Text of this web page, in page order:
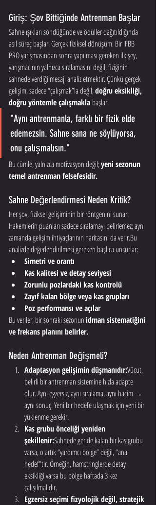
Giriş: Şov Bittiğinde Antrenman Başlar
Sahne ışıkları söndüğünde ve ödüller dağıtıldığında
asıl süreç başlar: Gerçek fiziksel dönüşüm. Bir IFBB
PRO yarışmasından sonra yapılması gereken ilk şey,
yarışmacının yalnızca sıralamasını değil, fiziğinin
sahnede verdiği mesajı analiz etmektir. Çünkü gerçek
gelişim, sadece “çalışmak”la değil; doğru eksikliği,
doğru yöntemle çalışmakla başlar.
"Aynı antrenmanla, farklı bir fizik elde
edemezsin. Sahne sana ne söylüyorsa,
onu çalışmalısın."
Bu cümle, yalnızca motivasyon değil; yeni sezonun
temel antrenman felsefesidir.
Sahne Değerlendirmesi Neden Kritik?
Her şov, fiziksel gelişiminin bir röntgenini sunar.
Hakemlerin puanları sadece sıralamayı belirlemez; aynı
zamanda gelişim ihtiyaçlarının haritasını da verir.Bu
analizde değerlendirilmesi gereken başlıca unsurlar:
Simetri ve orantı
Kas kalitesi ve detay seviyesi
Zorunlu pozlardaki kas kontrolü
Zayıf kalan bölge veya kas grupları
Poz performansı ve açılar
Bu veriler, bir sonraki sezonun idman sistematiğini
ve frekans planını belirler.
Neden Antrenman Değişmeli?
Adaptasyon gelişimin düşmanıdır:Vücut,
belirli bir antrenman sistemine hızla adapte
olur. Aynı egzersiz, aynı sıralama, aynı hacim →
aynı sonuç. Yeni bir hedefe ulaşmak için yeni bir
yüklenme gerekir.
Kas grubu önceliği yeniden
şekillenir:Sahnede geride kalan bir kas grubu
varsa, o artık “yardımcı bölge” değil, “ana
hedef”tir. Örneğin, hamstringlerde detay
eksikliği varsa bu bölge haftada 3 kez
çalışılmalıdır.
Egzersiz seçimi fizyolojik değil, stratejik